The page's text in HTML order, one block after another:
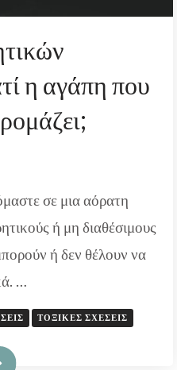
η αγάπη που
σε μια αόρατη
ή μη διαθέσιμους
ή δεν θέλουν να
…
ΤΟΞΙΚΈΣ ΣΧΈΣΕΙΣ